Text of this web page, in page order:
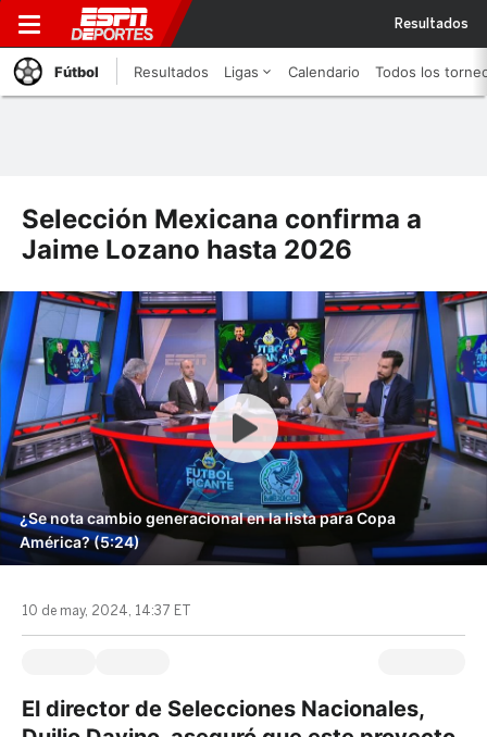
Resultados
Fútbol Resultados Ligas Calendario Todos los
Selección Mexicana confirma a
Jaime Lozano hasta 2026
¿Se nota cambio generacional en la lista para Copa
América? (5:24)
10 de may, 2024, 14:37 ET
El director de Selecciones Nacionales,